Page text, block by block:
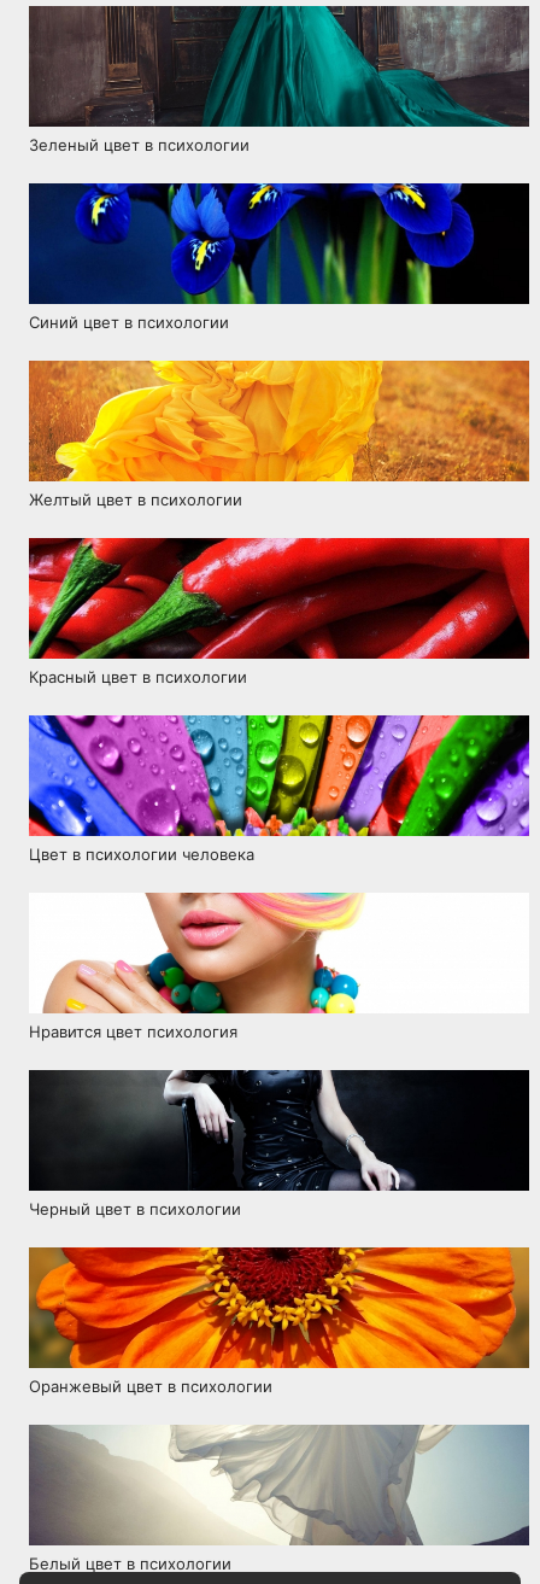
Зеленый цвет в психологии
Синий цвет в психологии
Желтый цвет в психологии
Красный цвет в психологии
Цвет в психологии человека
Нравится цвет психология
Черный цвет в психологии
Оранжевый цвет в психологии
Белый цвет в психологии